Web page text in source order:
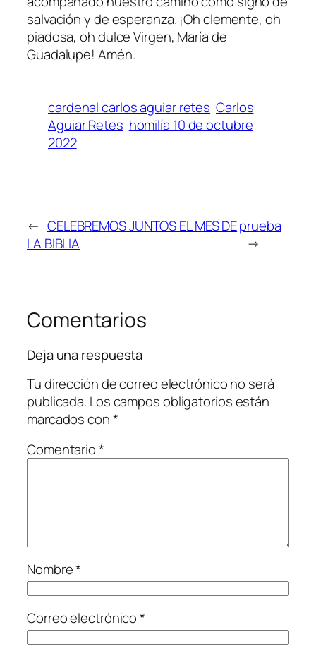
salvación y de esperanza. ¡Oh clemente, oh
piadosa, oh dulce Virgen, María de
Guadalupe! Amén.
cardenal carlos aguiar retes Carlos
Aguiar Retes homilía 10 de octubre
2022
← CELEBREMOS JUNTOS EL MES DE
LA BIBLIA
prueba
→
Comentarios
Deja una respuesta
Tu dirección de correo electrónico no será
publicada. Los campos obligatorios están
marcados con*
Comentario*
Nombre*
Correo electrónico*